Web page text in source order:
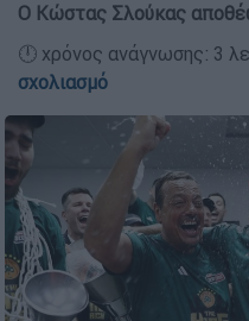
Ο Κώστας Σλούκας
🕛 χρόνος ανάγνωσης:
σχολιασμό